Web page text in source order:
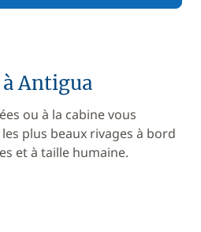
Antigua
ou à la cabine vous
plus beaux rivages à bord
et à taille humaine.